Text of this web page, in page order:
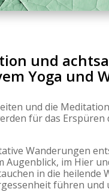
und
Yoga und
und die
für das
Wanderungen
Augenblick, im Hier
in die heilende
führen